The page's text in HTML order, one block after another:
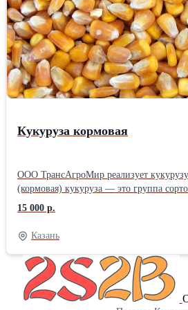
Кукуруза кормовая
ООО ТрансАгроМир реализует
(кормовая) кукуруза — это группа
условиям выращивания, но
вкусовыми качествами. Зерно таких
качестве питательного корма для
животных и птицы. В кукурузном зерне содержится до 10%
растительного белка (протеинов), до
углеводов (включая крахмал) может
кукуруза подходит для кормления всех
сельскохозяйственных животных —
15 000 р.
Казань